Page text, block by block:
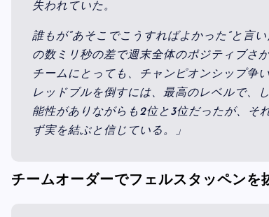
失われていた。
誰もが“あそこでこうすればよかった”と言
の数ミリ秒の差で週末全体のポジティブさ
チームにとっても、チャンピオンシップ争
レッドブルを倒すには、最高のレベルで、
能性がありながらも2位と3位だったが、そ
ず実を結ぶと信じている。」
チームオーダーでフェルスタッペンを